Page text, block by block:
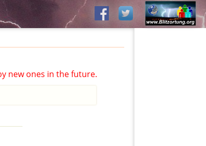
new ones in the future.